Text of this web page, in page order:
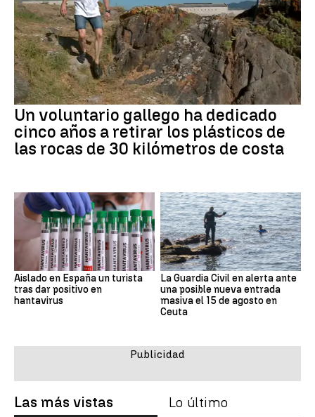
Un voluntario gallego ha dedicado
cinco años a retirar los plásticos de
las rocas de 30 kilómetros de costa
Aislado en España un turista
tras dar positivo en
hantavirus
La Guardia Civil en alerta ante
una posible nueva entrada
masiva el 15 de agosto en
Ceuta
Las más vistas Lo último